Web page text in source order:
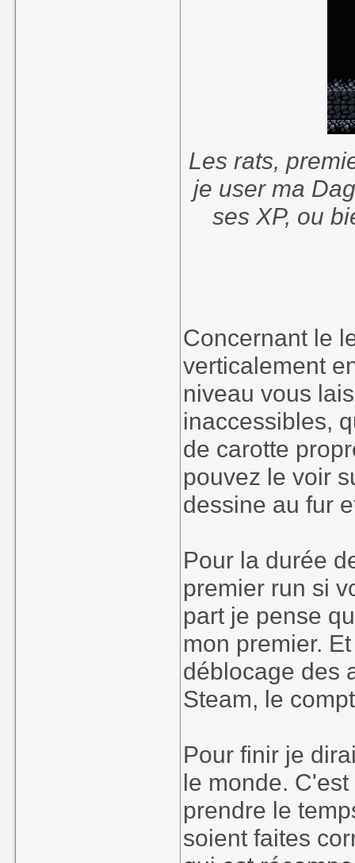
Les rats,
je user ma
ses XP, ou
Concernant le
verticalement
niveau vous
inaccessibles,
de carotte
pouvez le voir
dessine au fur
Pour la durée
premier run si
part je pense
mon premier.
déblocage des
Steam, le
Pour finir je
le monde.
prendre le
soient faites